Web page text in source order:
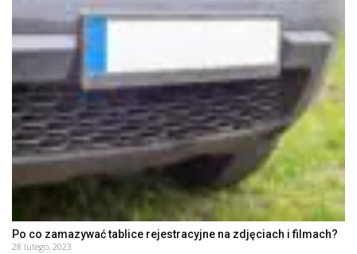
Po co zamazywać tablice rejestracyjne na zdjęciach i filmach?
28 lutego, 2023